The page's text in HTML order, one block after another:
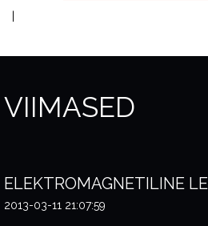
VIIMASED
ELEKTROMAGNETILINE
2013-03-11 21:07:59